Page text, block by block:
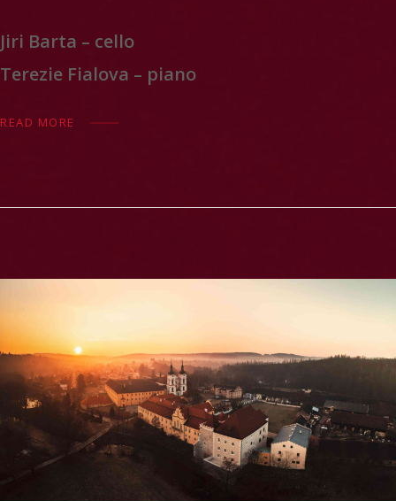
Jiri Barta – cello
Terezie Fialova – piano
READ MORE